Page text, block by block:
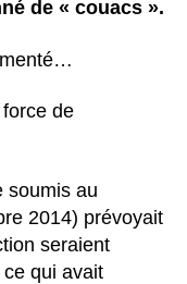
de « couacs ».
de
soumis au
2014) prévoyait
seraient
qui avait